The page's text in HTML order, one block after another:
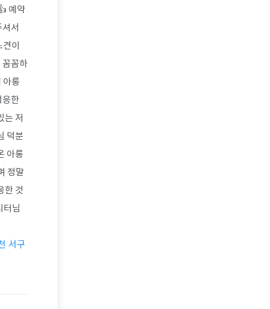
예약
서
이
꼼꼼하
아롱
응한
는 저
덕분
아롱
정말
한 것
터님
서구